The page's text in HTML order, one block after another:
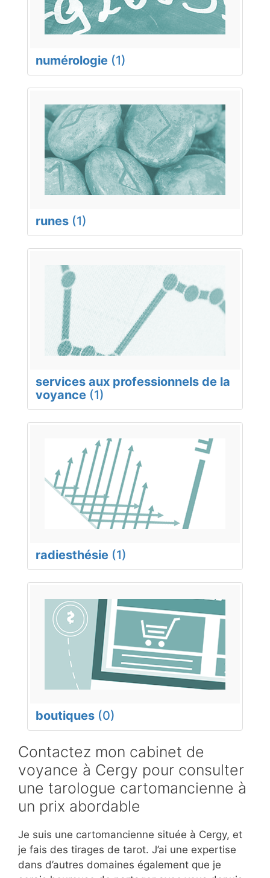
numérologie (1)
runes (1)
services aux professionnels de la
voyance (1)
radiesthésie (1)
boutiques (0)
Contactez mon cabinet de
voyance à Cergy pour consulter
une tarologue cartomancienne à
un prix abordable
Je suis une cartomancienne située à Cergy, et
je fais des tirages de tarot. J’ai une expertise
dans d’autres domaines également que je